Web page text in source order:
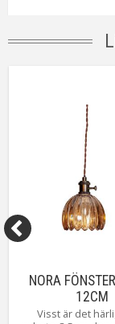
NORA
12CM
Visst är det